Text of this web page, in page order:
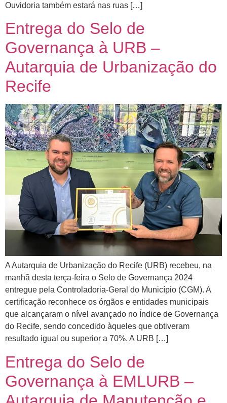
Ouvidoria também estará nas ruas […]
Entrega do Selo de
Governança à URB –
Autarquia de Urbanização do
Recife
A Autarquia de Urbanização do Recife (URB) recebeu, na
manhã desta terça-feira o Selo de Governança 2024
entregue pela Controladoria-Geral do Município (CGM). A
certificação reconhece os órgãos e entidades municipais
que alcançaram o nível avançado no Índice de Governança
do Recife, sendo concedido àqueles que obtiveram
resultado igual ou superior a 70%. A URB […]
Entrega do Selo de
Governança à EMLURB –